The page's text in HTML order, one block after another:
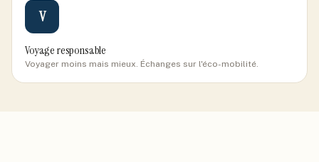
V
Voyage responsable
Voyager moins mais mieux. Échanges sur l'éco-mobilité.